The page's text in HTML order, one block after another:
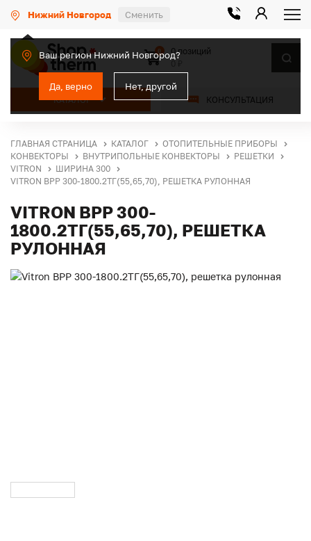
Нижний Новгород Сменить
Ваш регион Нижний Новгород?
Да, верно Нет, другой
КАТАЛОГ КОНСУЛЬТАЦИЯ
0
0 позиций
ГЛАВНАЯ СТРАНИЦА КАТАЛОГ
ОТОПИТЕЛЬНЫЕ ПРИБОРЫ
КОНВЕКТОРЫ
ВНУТРИПОЛЬНЫЕ КОНВЕКТОРЫ
РЕШЕТКИ
VITRON
ШИРИНА 300
VITRON ВРР 300-1800.2ТГ(55,65,70), РЕШЕТКА РУЛОННАЯ
VITRON ВРР 300-
1800.2ТГ(55,65,70), РЕШЕТКА
РУЛОННАЯ